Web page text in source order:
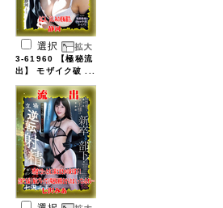
選択
3-61960 【極秘流
出】 モザイク破 ...